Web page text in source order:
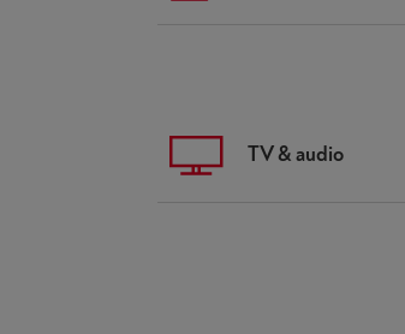
TV & audio